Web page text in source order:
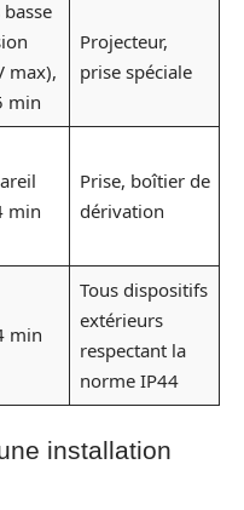
basse
max),
min
Projecteur,
prise spéciale
min
Prise, boîtier de
dérivation
min
Tous dispositifs
extérieurs
respectant la
norme IP44
installation